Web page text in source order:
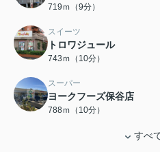
719ｍ（9分）
スイーツ
トロワジュール
743ｍ（10分）
スーパー
ヨークフーズ保谷店
788ｍ（10分）
すべ